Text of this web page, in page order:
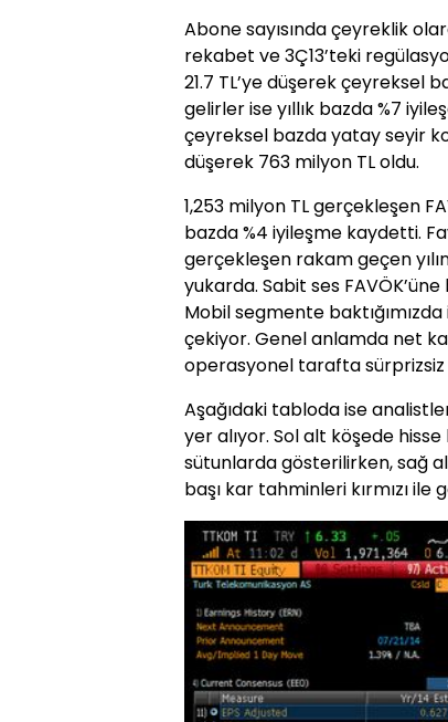
Abone sayısında çeyreklik
rekabet ve 3Ç13’teki
21.7 TL’ye düşerek çeyreksel
gelirler ise yıllık bazda %7
çeyreksel bazda yatay seyir
düşerek 763 milyon TL oldu.
1,253 milyon TL gerçekleşen
bazda %4 iyileşme kaydetti.
gerçekleşen rakam geçen
yukarda. Sabit ses FAVÖK’üne
Mobil segmente
çekiyor. Genel anlamda net
operasyonel tarafta sürprizsiz
Aşağıdaki tabloda ise
yer alıyor. Sol alt köşede
sütunlarda gösterilirken, sağ
başı kar tahminleri kırmızı ile